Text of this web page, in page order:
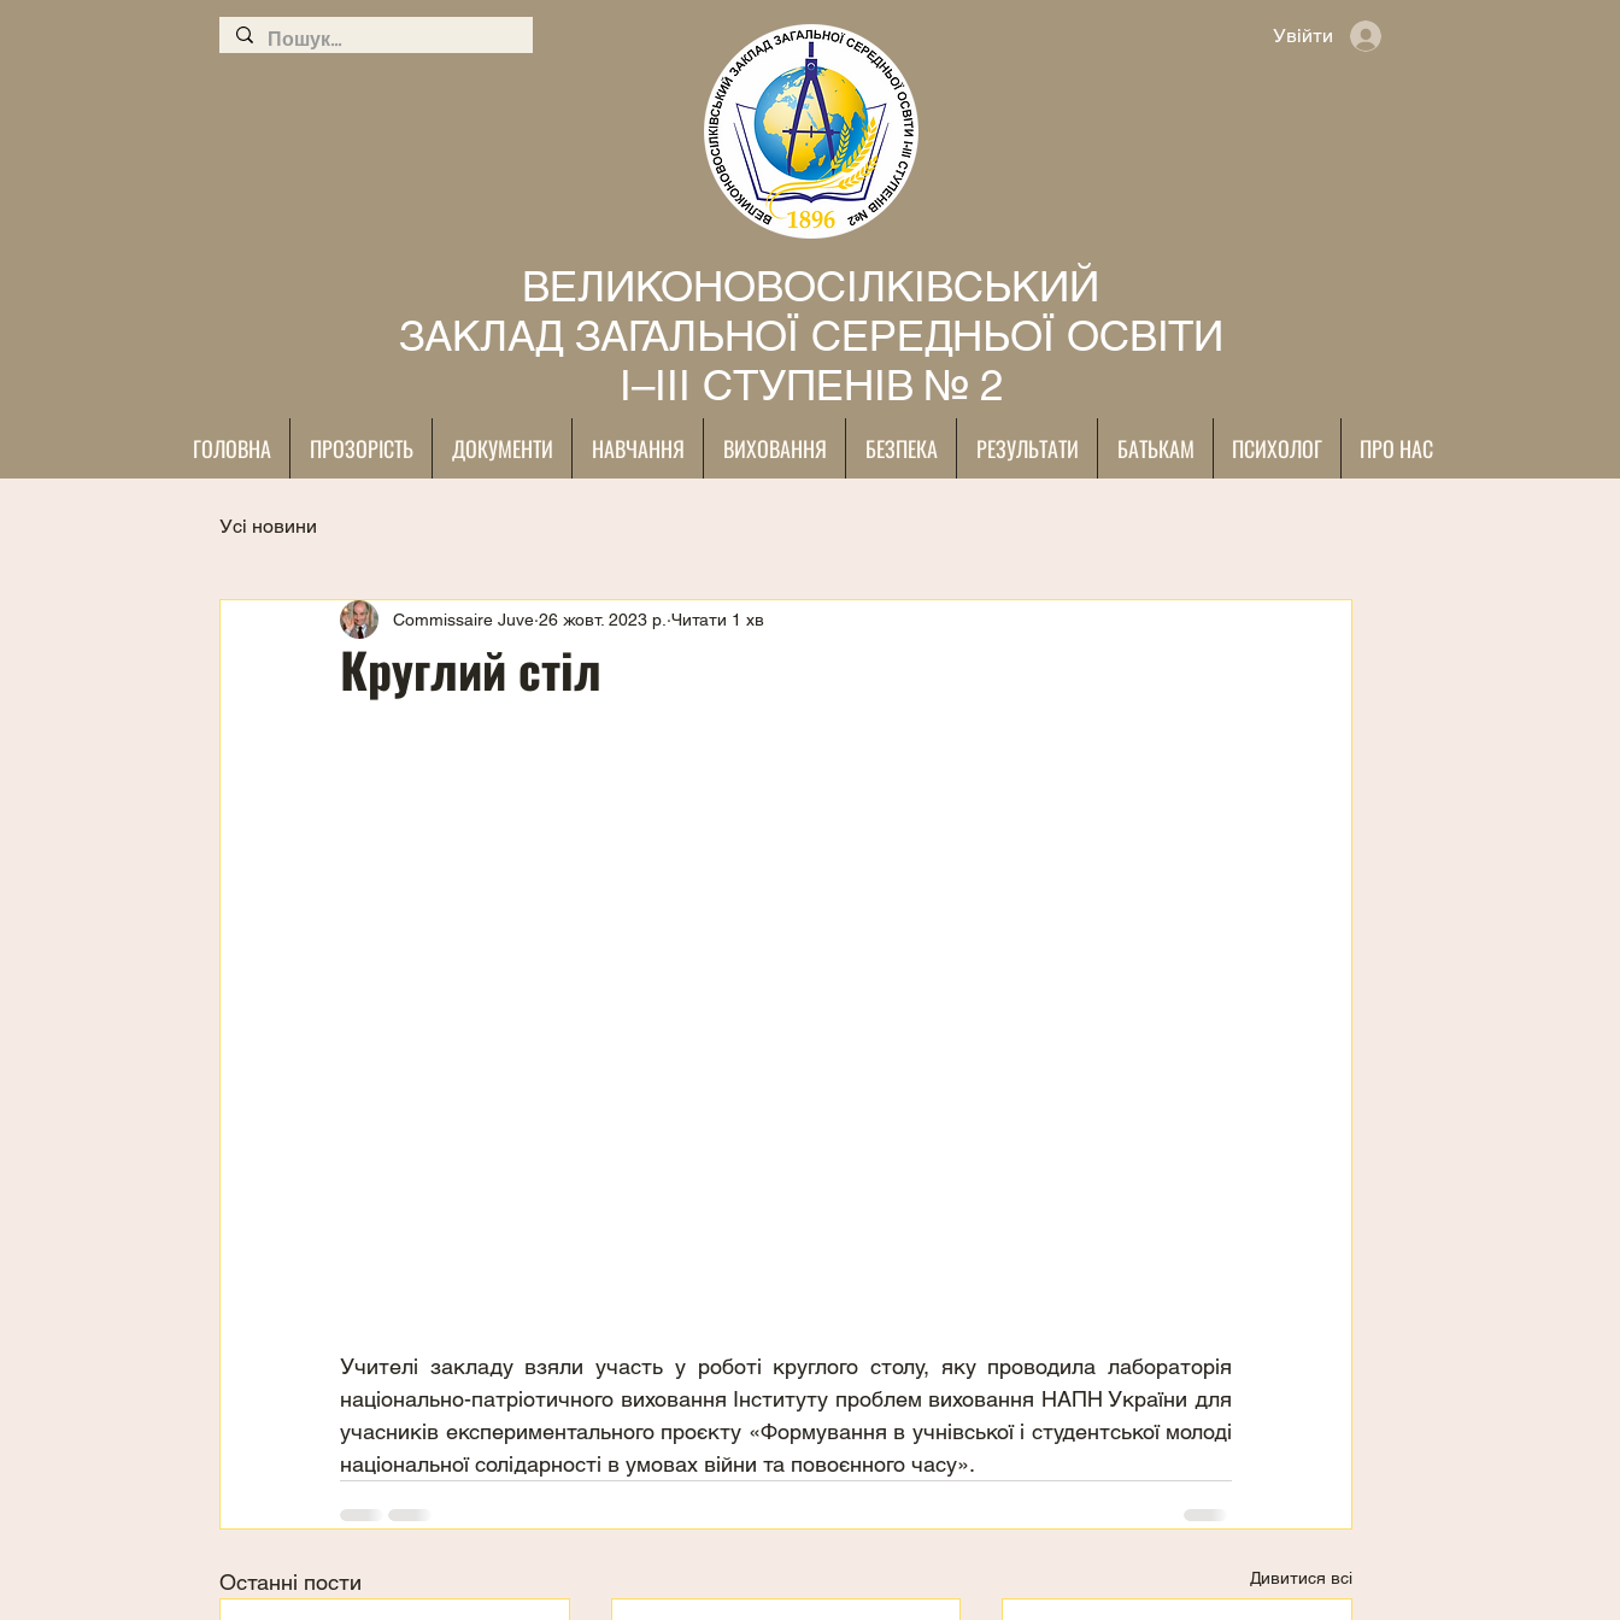
Увійти
ВЕЛИКОНОВОСІЛКІВСЬКИЙ
ЗАКЛАД ЗАГАЛЬНОЇ СЕРЕДНЬОЇ ОСВІТИ
І–ІІІ СТУПЕНІВ № 2
ГОЛОВНА ПРОЗОРІСТЬ ДОКУМЕНТИ НАВЧАННЯ ВИХОВАННЯ БЕЗПЕКА РЕЗУЛЬТАТИ БАТЬКАМ ПСИХОЛОГ ПРО НАС
Усі новини
Круглий стіл
Commissaire Juve 26 жовт. 2023 р. Читати 1 хв
Учителі закладу взяли участь у роботі круглого столу, яку проводила лабораторія
національно-патріотичного виховання Інституту проблем виховання НАПН України для
учасників експериментального проєкту «Формування в учнівської і студентської молоді
національної солідарності в умовах війни та повоєнного часу».
Останні пости Дивитися всі